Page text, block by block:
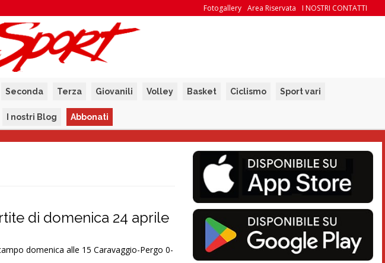
I NOSTRI CONTATTI
Area Riservata
Fotogallery
Seconda Terza Giovanili Volley Basket Ciclismo Sport vari
I nostri Blog Abbonati
di domenica 24 aprile
domenica alle 15 Caravaggio-Pergo 0-